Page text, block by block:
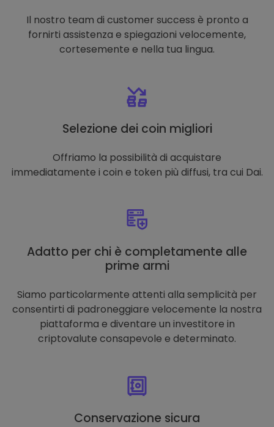
Il nostro team di customer success è pronto a
fornirti assistenza e spiegazioni velocemente,
cortesemente e nella tua lingua.
Selezione dei coin migliori
Offriamo la possibilità di acquistare
immediatamente i coin e token più diffusi, tra cui Dai.
Adatto per chi è completamente alle
prime armi
Siamo particolarmente attenti alla semplicità per
consentirti di padroneggiare velocemente la nostra
piattaforma e diventare un investitore in
criptovalute consapevole e determinato.
Conservazione sicura